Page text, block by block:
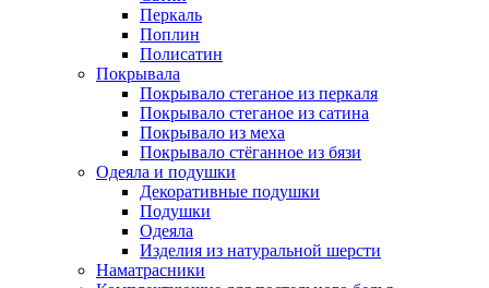
Перкаль
Поплин
Полисатин
Покрывала
Покрывало стеганое из перкаля
Покрывало стеганое из сатина
Покрывало из меха
Покрывало стёганное из бязи
Одеяла и подушки
Декоративные подушки
Подушки
Одеяла
Изделия из натуральной шерсти
Наматраcники